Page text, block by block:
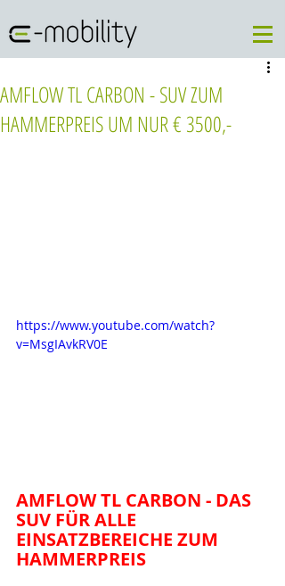
AMFLOW TL CARBON - SUV ZUM
HAMMERPREIS UM NUR € 3500,-
https://www.youtube.com/watch?
v=MsgIAvkRV0E
AMFLOW TL CARBON - DAS
SUV FÜR ALLE
EINSATZBEREICHE ZUM
HAMMERPREIS